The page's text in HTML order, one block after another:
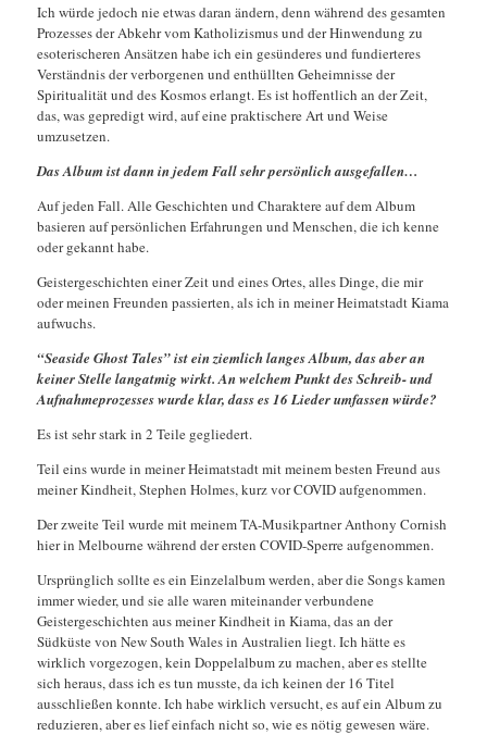
Ich würde jedoch nie etwas daran ändern, denn während des gesamten
Prozesses der Abkehr vom Katholizismus und der Hinwendung zu
esoterischeren Ansätzen habe ich ein gesünderes und fundierteres
Verständnis der verborgenen und enthüllten Geheimnisse der
Spiritualität und des Kosmos erlangt. Es ist hoffentlich an der Zeit,
das, was gepredigt wird, auf eine praktischere Art und Weise
umzusetzen.
Das Album ist dann in jedem Fall sehr persönlich ausgefallen…
Auf jeden Fall. Alle Geschichten und Charaktere auf dem Album
basieren auf persönlichen Erfahrungen und Menschen, die ich kenne
oder gekannt habe.
Geistergeschichten einer Zeit und eines Ortes, alles Dinge, die mir
oder meinen Freunden passierten, als ich in meiner Heimatstadt Kiama
aufwuchs.
“Seaside Ghost Tales” ist ein ziemlich langes Album, das aber an
keiner Stelle langatmig wirkt. An welchem Punkt des Schreib- und
Aufnahmeprozesses wurde klar, dass es 16 Lieder umfassen würde?
Es ist sehr stark in 2 Teile gegliedert.
Teil eins wurde in meiner Heimatstadt mit meinem besten Freund aus
meiner Kindheit, Stephen Holmes, kurz vor COVID aufgenommen.
Der zweite Teil wurde mit meinem TA-Musikpartner Anthony Cornish
hier in Melbourne während der ersten COVID-Sperre aufgenommen.
Ursprünglich sollte es ein Einzelalbum werden, aber die Songs kamen
immer wieder, und sie alle waren miteinander verbundene
Geistergeschichten aus meiner Kindheit in Kiama, das an der
Südküste von New South Wales in Australien liegt. Ich hätte es
wirklich vorgezogen, kein Doppelalbum zu machen, aber es stellte
sich heraus, dass ich es tun musste, da ich keinen der 16 Titel
ausschließen konnte. Ich habe wirklich versucht, es auf ein Album zu
reduzieren, aber es lief einfach nicht so, wie es nötig gewesen wäre.